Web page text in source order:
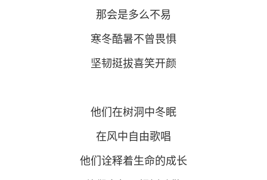
那会是多么不易
寒冬酷暑不曾畏惧
坚韧挺拔喜笑开颜
他们在树洞中冬眠
在风中自由歌唱
他们诠释着生命的成长